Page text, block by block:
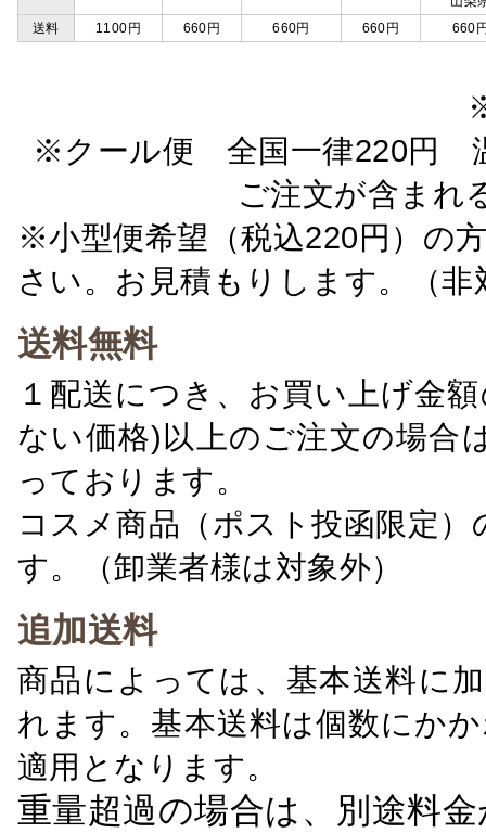
送料
1100円 660円 660円 660円 660
※クール便 全国一律220円
ご注文が含ま
※小型便希望（税込220円）の
さい。お見積もりします。（非
送料無料
１配送につき、お買い上げ金
ない価格)以上のご注文の場合
っております。
コスメ商品（ポスト投函限定
す。（卸業者様は対象外）
追加送料
商品によっては、基本送料に
れます。基本送料は個数にか
適用となります。
重量超過の場合は、別途料